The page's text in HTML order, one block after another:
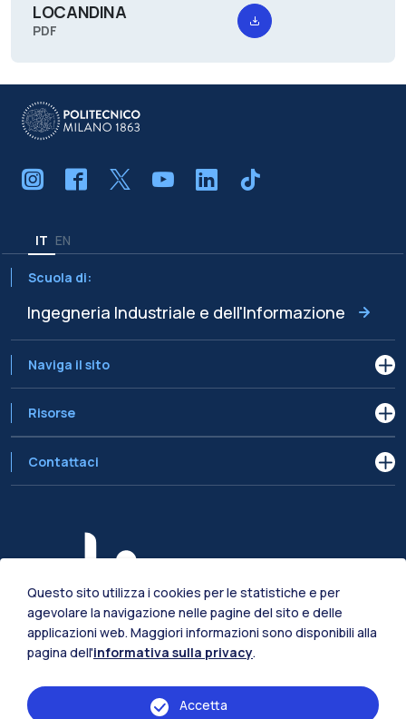
LOCANDINA
PDF
IT EN
Scuola di:
Ingegneria Industriale e dell'Informazione
Naviga il sito
Risorse
Contattaci
Questo sito utilizza i cookies per le statistiche e per
agevolare la navigazione nelle pagine del sito e delle
applicazioni web. Maggiori informazioni sono disponibili alla
pagina dell'informativa sulla privacy.
Accetta